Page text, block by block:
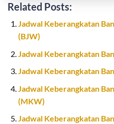
Related Posts:
Jadwal Keberangkatan
(BJW)
Jadwal Keberangkatan
Jadwal Keberangkatan
Jadwal Keberangkatan
(MKW)
Jadwal Keberangkatan